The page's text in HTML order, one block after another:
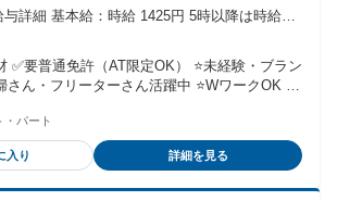
基本給：時給 1425円 5時以降は時給
通免許（AT限定OK） ⭐未経験・ブラン
さん・フリーターさん活躍中 ⭐WワークOK ⭐
・パート
入り 詳細を見る